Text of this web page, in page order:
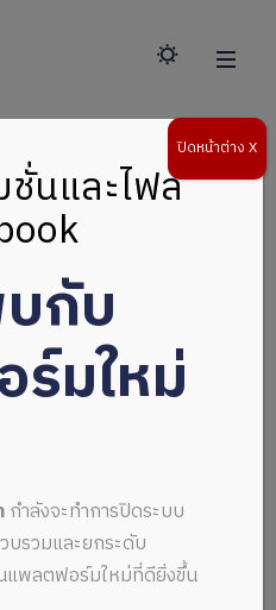
ชั่นและไฟล์
กับ
มใหม่
กำลังจะทำการปิดระบบ
บรวมและยกระดับ
แพลตฟอร์มใหม่ที่ดียิ่งขึ้น
ปิดหน้าต่าง X